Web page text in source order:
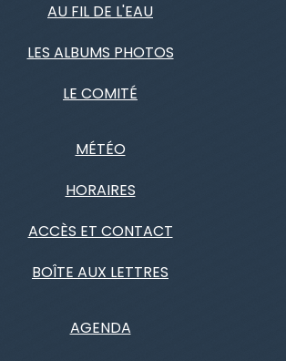
AU FIL DE L'EAU
LES ALBUMS PHOTOS
LE COMITÉ
MÉTÉO
HORAIRES
ACCÈS ET CONTACT
BOÎTE AUX LETTRES
AGENDA